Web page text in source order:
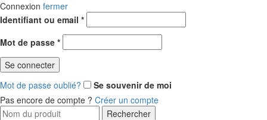
Connexion fermer
Identifiant ou email *
Mot de passe *
Se connecter
Mot de passe oublié?
Se souvenir de moi
Pas encore de compte ? Créer un compte
Rechercher